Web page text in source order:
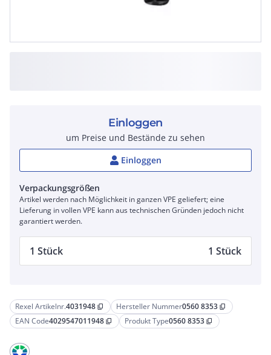
Rexel Artikelnr.4031948 content_copy Hersteller Nummer0560 8353 content_copy
EAN Code4029547011948 content_copy Produkt Type0560 8353 content_copy
Einloggen
um Preise und Bestände zu sehen
Einloggen
Verpackungsgrößen
Artikel werden nach Möglichkeit in ganzen VPE geliefert; eine
Lieferung in vollen VPE kann aus technischen Gründen jedoch nicht
garantiert werden.
1 Stück 1 Stück